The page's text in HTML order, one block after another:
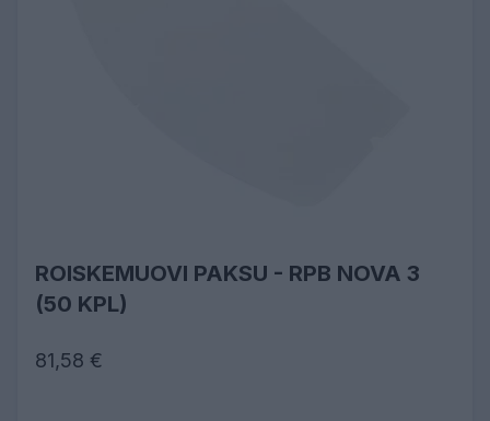
ROISKEMUOVI PAKSU - RPB NOVA 3
(50 KPL)
81,58 €